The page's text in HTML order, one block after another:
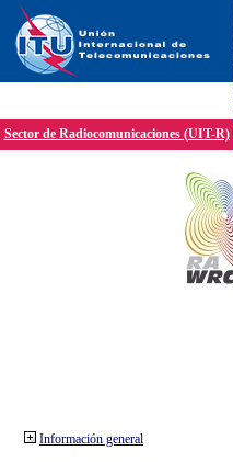
Sector de Radiocomunicaciones (UIT-R)
Información general